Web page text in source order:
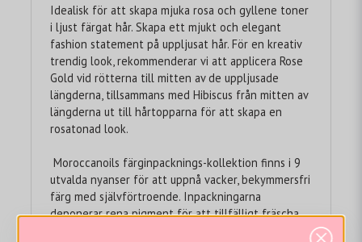
Idealisk för att skapa mjuka rosa och gyllene toner
i ljust färgat hår. Skapa ett mjukt och elegant
fashion statement på uppljusat hår. För en kreativ
trendig look, rekommenderar vi att applicera Rose
Gold vid rötterna till mitten av de uppljusade
längderna, tillsammans med Hibiscus från mitten av
längderna ut till hårtopparna för att skapa en
rosatonad look.
Moroccanoils färginpacknings-kollektion finns i 9
utvalda nyanser för att uppnå vacker, bekymmersfri
färg med självförtroende. Inpackningarna
deponerar rena pigment för att tillfälligt fräscha